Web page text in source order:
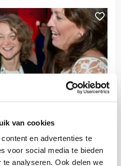
van cookies
en advertenties te
voor social media te bieden
analyseren. Ook delen we
Teambuilding
64,50p.p.excl. btw
dag om jouw team nog